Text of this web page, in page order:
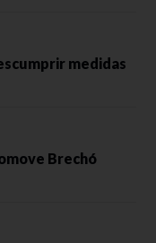
medidas
Brechó